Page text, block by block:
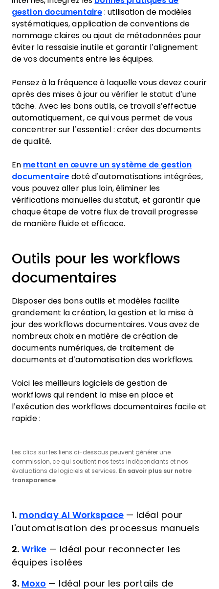
gestion documentaire : utilisation de modèles
systématiques, application de conventions de
nommage claires ou ajout de métadonnées pour
éviter la ressaisie inutile et garantir l’alignement
de vos documents entre les équipes.
Pensez à la fréquence à laquelle vous devez courir
après des mises à jour ou vérifier le statut d’une
tâche. Avec les bons outils, ce travail s’effectue
automatiquement, ce qui vous permet de vous
concentrer sur l’essentiel : créer des documents
de qualité.
En mettant en œuvre un système de gestion
documentaire doté d’automatisations intégrées,
vous pouvez aller plus loin, éliminer les
vérifications manuelles du statut, et garantir que
chaque étape de votre flux de travail progresse
de manière fluide et efficace.
Outils pour les workflows
documentaires
Disposer des bons outils et modèles facilite
grandement la création, la gestion et la mise à
jour des workflows documentaires. Vous avez de
nombreux choix en matière de création de
documents numériques, de traitement de
documents et d’automatisation des workflows.
Voici les meilleurs logiciels de gestion de
workflows qui rendent la mise en place et
l’exécution des workflows documentaires facile et
rapide :
Les clics sur les liens ci-dessous peuvent générer une
commission, ce qui soutient nos tests indépendants et nos
évaluations de logiciels et services. En savoir plus sur notre
transparence.
1. monday AI Workspace — Idéal pour
l'automatisation des processus manuels
2. Wrike — Idéal pour reconnecter les
équipes isolées
3. Moxo —
Idéal pour les portails de